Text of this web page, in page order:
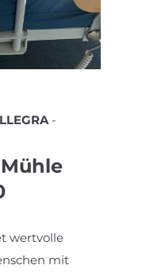
-
wertvolle
mit